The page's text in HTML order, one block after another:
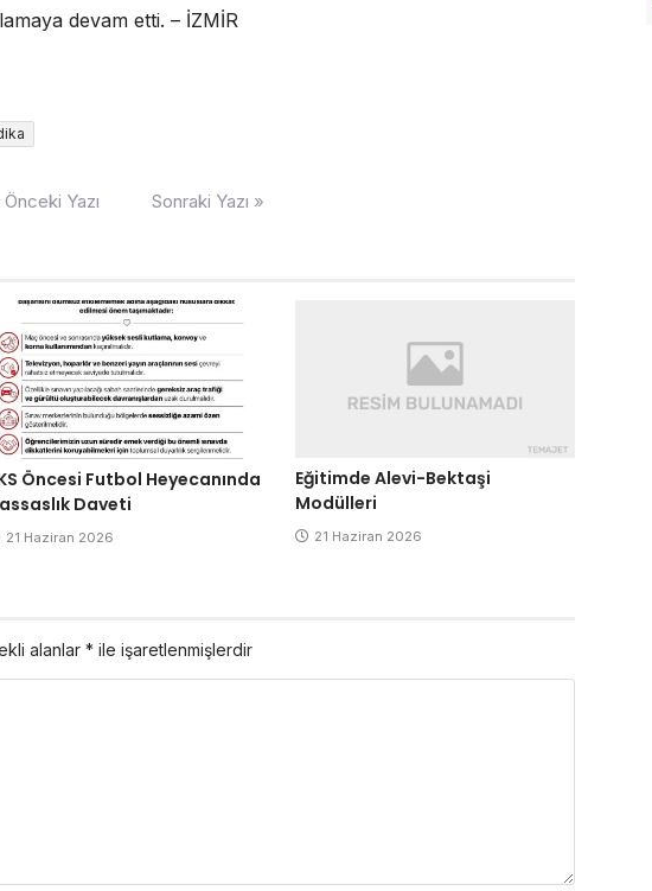
devam etti. – İZMİR
Önceki Yazı Sonraki Yazı »
Öncesi Futbol Heyecanında
Daveti
21 Haziran 2026
Eğitimde Alevi-Bektaşi
Modülleri
21 Haziran 2026
alanlar * ile işaretlenmişlerdir